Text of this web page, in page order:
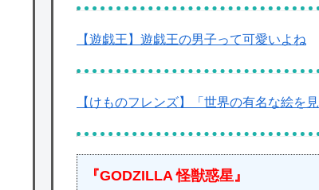
【遊戯王】遊戯王の男子って可愛いよね
【けものフレンズ】「世界の有名な絵を
『GODZILLA 怪獣惑星』